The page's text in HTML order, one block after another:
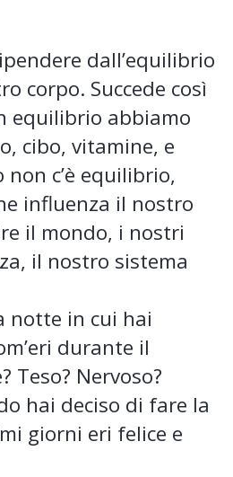
dall’equilibrio
corpo. Succede così
equilibrio abbiamo
cibo, vitamine, e
c’è equilibrio,
influenza il nostro
il mondo, i nostri
il nostro sistema
notte in cui hai
durante il
Teso? Nervoso?
hai deciso di fare la
giorni eri felice e